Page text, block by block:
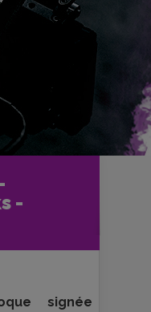
-
-
signée